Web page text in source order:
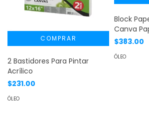
2 Bastidores Para Pintar
Acrílico
$231.00
ÓLEO
Block
Canva
Canson®
$383.00
ÓLEO